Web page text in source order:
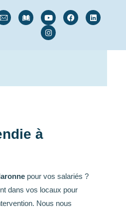
à
pour vos salariés ?
dans vos locaux pour
Nous nous